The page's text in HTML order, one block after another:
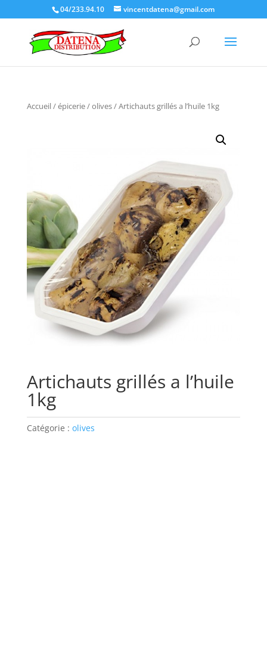
04/233.94.10 vincentdatena@gmail.com
Accueil/épicerie/olives/ Artichauts grillés a l’huile 1kg
Artichauts grillés a l’huile
1kg
Catégorie : olives